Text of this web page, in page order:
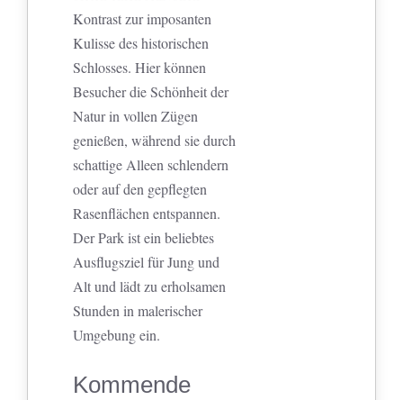
Kontrast zur imposanten
Kulisse des historischen
Schlosses. Hier können
Besucher die Schönheit der
Natur in vollen Zügen
genießen, während sie durch
schattige Alleen schlendern
oder auf den gepflegten
Rasenflächen entspannen.
Der Park ist ein beliebtes
Ausflugsziel für Jung und
Alt und lädt zu erholsamen
Stunden in malerischer
Umgebung ein.
Kommende